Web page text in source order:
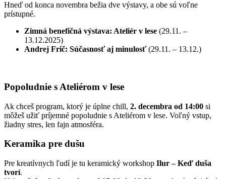
Hneď od konca novembra bežia dve výstavy, a obe sú voľne
prístupné.
Zimná benefičná výstava: Ateliér v lese (29.11. –
13.12.2025)
Andrej Frič: Súčasnosť aj minulosť(29.11. – 13.12.)
Popoludnie s Ateliérom v lese
Ak chceš program, ktorý je úplne chill, 2. decembra od 14:00 si
môžeš užiť príjemné popoludnie s Ateliérom v lese. Voľný vstup,
žiadny stres, len fajn atmosféra.
Keramika pre dušu
Pre kreatívnych ľudí je tu keramický workshop Ilur – Keď duša
tvorí.